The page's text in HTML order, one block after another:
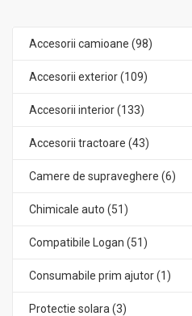
Accesorii camioane (98)
Accesorii exterior (109)
Accesorii interior (133)
Accesorii tractoare (43)
Camere de supraveghere (6)
Chimicale auto (51)
Compatibile Logan (51)
Consumabile prim ajutor (1)
Protectie solara (3)